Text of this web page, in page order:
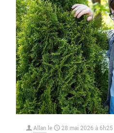
Allan le 28 mai 2026 à 6h25